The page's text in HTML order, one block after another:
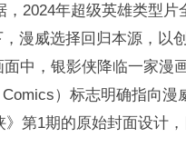
2024年超级英雄类型
漫威选择回归本源，以
中，银影侠降临一家漫
）标志明确指向
第1期的原始封面设计